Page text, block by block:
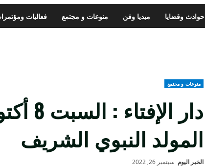
حوادث وقضايا ميديا وفن منوعات و مجتمع فعاليات
منوعات و مجتمع
دار
المولد النبوي الشريف
الخبر اليوم سبتمبر 26, 2022